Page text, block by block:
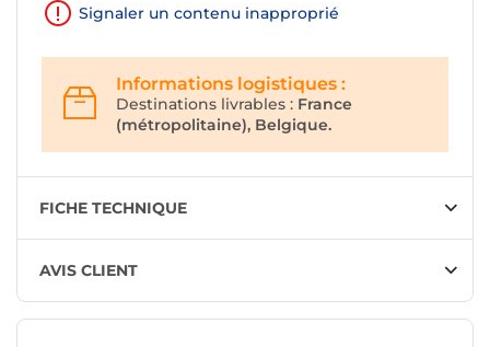
Signaler un contenu inapproprié
Informations logistiques :
Destinations livrables : France
(métropolitaine), Belgique.
FICHE TECHNIQUE
AVIS CLIENT